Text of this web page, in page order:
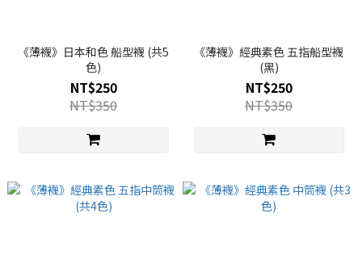
《薄襪》日本和色 船型襪 (共5
色)
NT$250
NT$350
《薄襪》經典素色 五指船型襪
(黑)
NT$250
NT$350